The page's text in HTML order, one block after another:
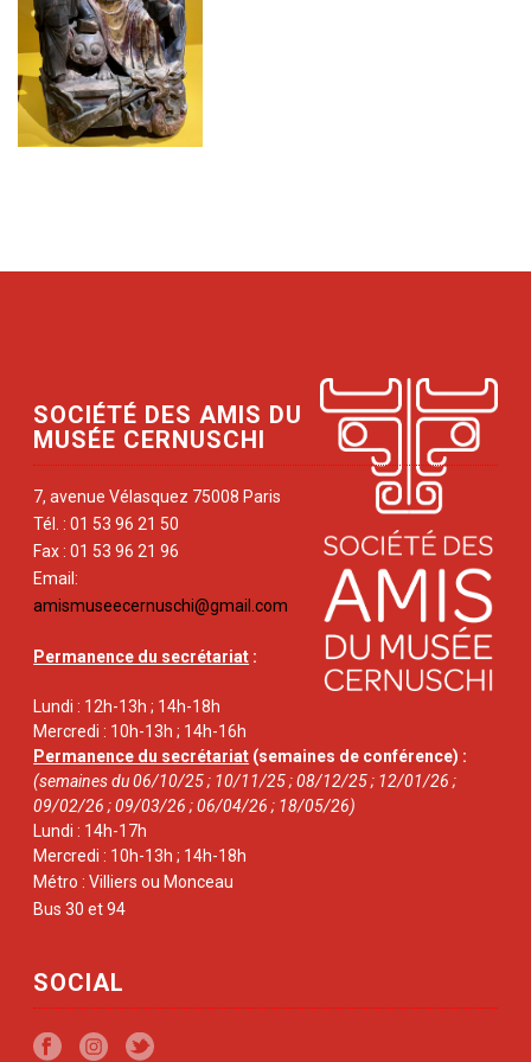
SOCIÉTÉ DES AMIS DU
MUSÉE CERNUSCHI
7, avenue Vélasquez 75008 Paris
Tél. : 01 53 96 21 50
Fax : 01 53 96 21 96
Email:
amismuseecernuschi@gmail.com
Permanence du secrétariat :
Lundi : 12h-13h ; 14h-18h
Mercredi : 10h-13h ; 14h-16h
Permanence du secrétariat (semaines de conférence) :
(semaines du 06/10/25 ; 10/11/25 ; 08/12/25 ; 12/01/26 ;
09/02/26 ; 09/03/26 ; 06/04/26 ; 18/05/26)
Lundi : 14h-17h
Mercredi : 10h-13h ; 14h-18h
Métro : Villiers ou Monceau
Bus 30 et 94
SOCIAL